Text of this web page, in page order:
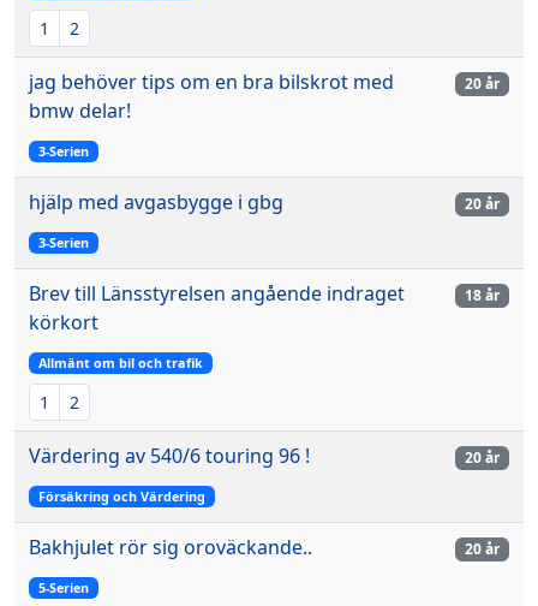
1 2
jag behöver tips om en bra bilskrot med
bmw delar!
3-Serien
20 år
hjälp med avgasbygge i gbg
3-Serien
20 år
Brev till Länsstyrelsen angående indraget
körkort
Allmänt om bil och trafik
1 2
18 år
Värdering av 540/6 touring 96 !
Försäkring och Värdering
20 år
Bakhjulet rör sig oroväckande..
5-Serien
20 år